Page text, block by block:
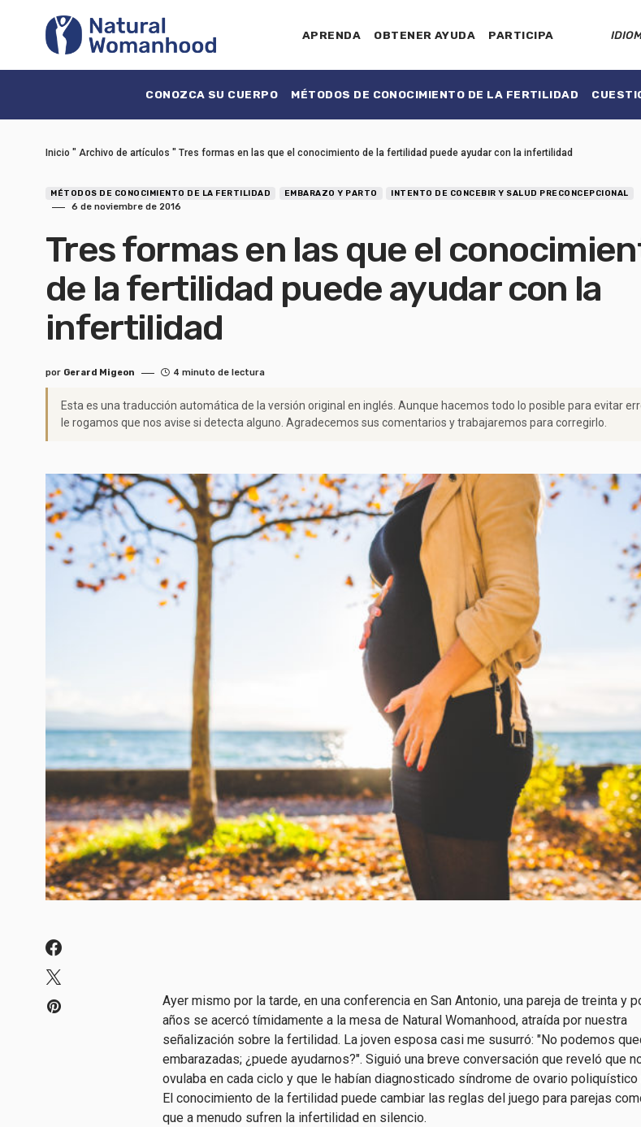
APRENDA OBTENER AYUDA PARTICIPA
CONOZCA SU CUERPO MÉTODOS DE CONOCIMIENTO DE LA FERTILIDAD
Inicio " Archivo de artículos " Tres formas en las que el conocimiento de la fertilidad puede ayudar con la infertilidad
MÉTODOS DE CONOCIMIENTO DE LA FERTILIDAD EMBARAZO Y PARTO INTENTO DE CONCEBIR Y SALUD PRECONCEPCIONAL
6 de noviembre de 2016
Tres formas en las que el
de la fertilidad puede ayudar con la
infertilidad
por Gerard Migeon 4 minuto de lectura
Esta es una traducción automática de la versión original en inglés. Aunque hacemos todo lo posible para evitar
le rogamos que nos avise si detecta alguno. Agradecemos sus comentarios y trabajaremos para corregirlo.
Ayer mismo por la tarde, en una conferencia en San Antonio, una pareja de treinta y
años se acercó tímidamente a la mesa de Natural Womanhood, atraída por nuestra
señalización sobre la fertilidad. La joven esposa casi me susurró: "No podemos
embarazadas; ¿puede ayudarnos?". Siguió una breve conversación que reveló que
ovulaba en cada ciclo y que le habían diagnosticado síndrome de ovario poliquístico
El conocimiento de la fertilidad puede cambiar las reglas del juego para parejas
que a menudo sufren la infertilidad en silencio.